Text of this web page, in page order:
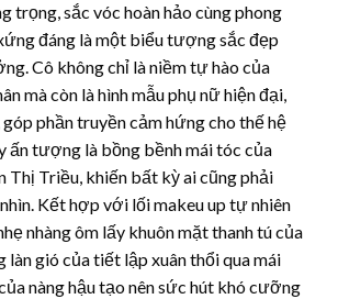
trọng, sắc vóc hoàn hảo cùng phong
đáng là một biểu tượng sắc đẹp
Cô không chỉ là niềm tự hào của
mà còn là hình mẫu phụ nữ hiện đại,
phần truyền cảm hứng cho thế hệ
ấn tượng là bồng bềnh mái tóc của
Thị Triều, khiến bất kỳ ai cũng phải
Kết hợp với lối makeu up tự nhiên
nhàng ôm lấy khuôn mặt thanh tú của
làn gió của tiết lập xuân thổi qua mái
nàng hậu tạo nên sức hút khó cưỡng